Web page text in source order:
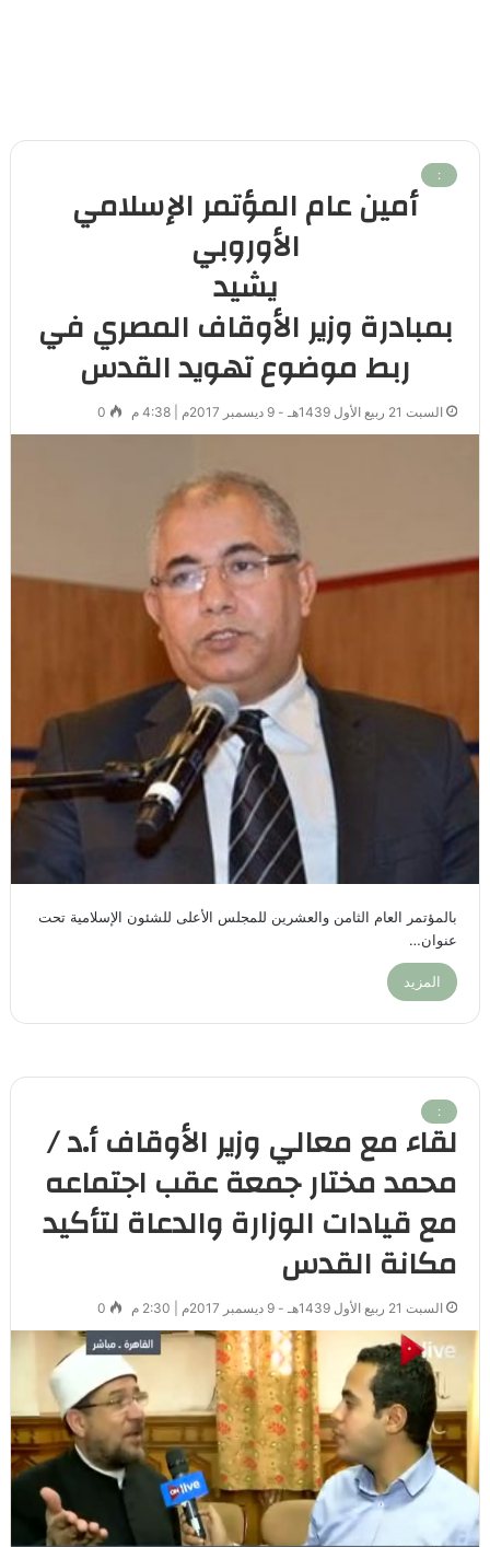
:
أمين عام المؤتمر الإسلامي
الأوروبي
يشيد
بمبادرة وزير الأوقاف المصري في
ربط موضوع تهويد القدس
السبت 21 ربيع الأول 1439هـ - 9 ديسمبر 2017م | 4:38 م 0
بالمؤتمر العام الثامن والعشرين للمجلس الأعلى للشئون الإسلامية تحت
عنوان…
المزيد
:
لقاء مع معالي وزير الأوقاف أ.د /
محمد مختار جمعة عقب اجتماعه
مع قيادات الوزارة والدعاة لتأكيد
مكانة القدس
السبت 21 ربيع الأول 1439هـ - 9 ديسمبر 2017م | 2:30 م 0